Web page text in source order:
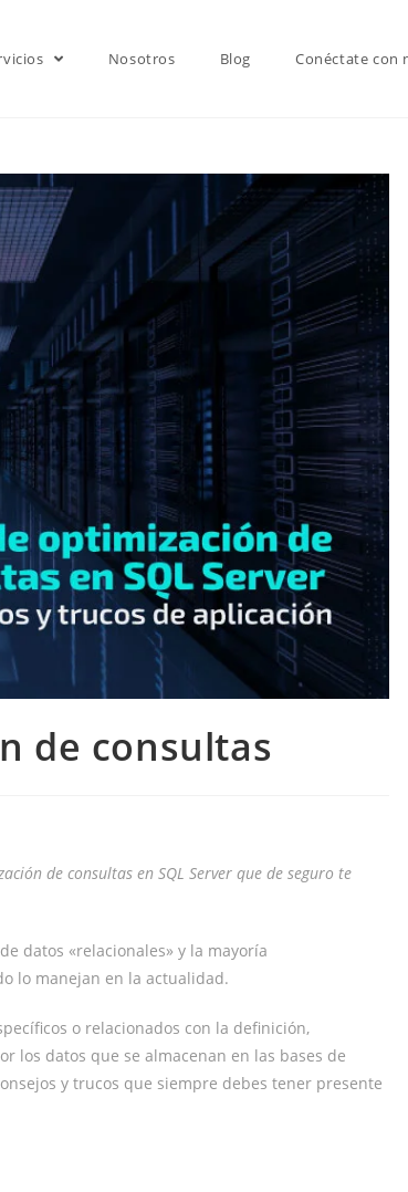
Nosotros Blog Conéctate con
de consultas
de consultas en SQL Server que de seguro te
datos «relacionales» y la mayoría
lo manejan en la actualidad.
o relacionados con la definición,
los datos que se almacenan en las bases de
y trucos que siempre debes tener presente